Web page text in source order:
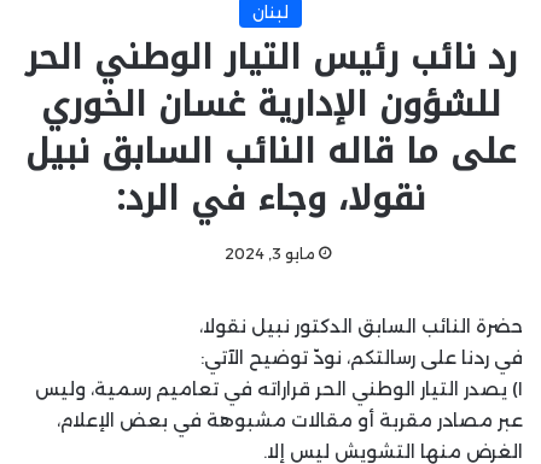
لبنان
رد نائب رئيس التيار الوطني الحر
للشؤون الإدارية غسان الخوري
على ما قاله النائب السابق نبيل
نقولا، وجاء في الرد:
مايو 3, 2024
حضرة النائب السابق الدكتور نبيل نقولا،
في ردنا على رسالتكم، نودّ توضيح الآتي:
١) يصدر التيار الوطني الحر قراراته في تعاميم رسمية، وليس
عبر مصادر مقربة أو مقالات مشبوهة في بعض الإعلام،
الغرض منها التشويش ليس إلا.